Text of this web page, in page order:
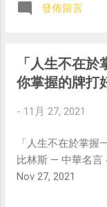
發佈留言
「人生不在
你掌握的牌打
- 11月 27, 2021
「人生不在於掌握
比林斯 — 中華名言
Nov 27, 2021